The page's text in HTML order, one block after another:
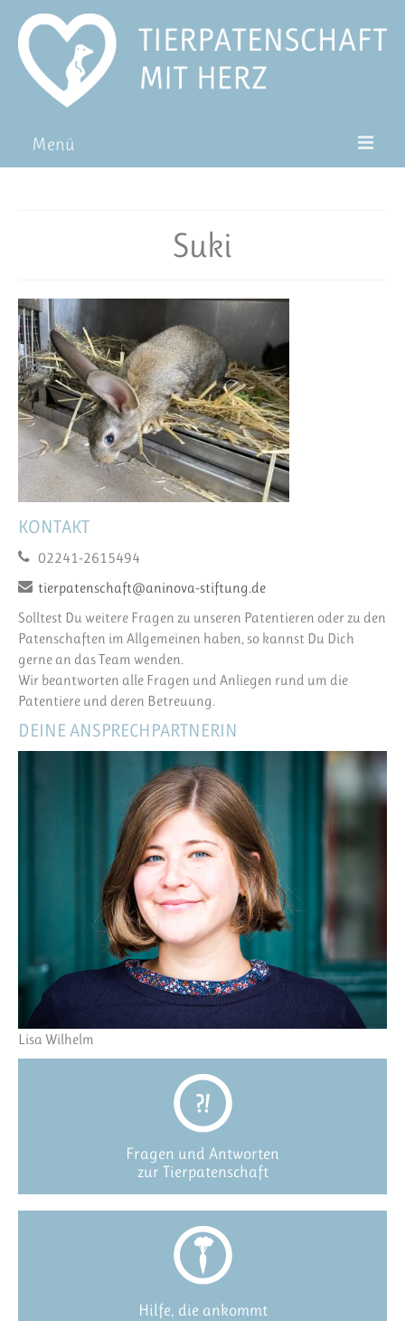
Menü
Blog
FAQ
Suki
KONTAKT
02241-2615494
tierpatenschaft@aninova-stiftung.de
Solltest Du weitere Fragen zu unseren Patentieren oder zu den
Patenschaften im Allgemeinen haben, so kannst Du Dich
gerne an das Team wenden.
Wir beantworten alle Fragen und Anliegen rund um die
Patentiere und deren Betreuung.
DEINE ANSPRECHPARTNERIN
Lisa Wilhelm
Fragen und Antworten
zur Tierpatenschaft
Hilfe, die ankommt